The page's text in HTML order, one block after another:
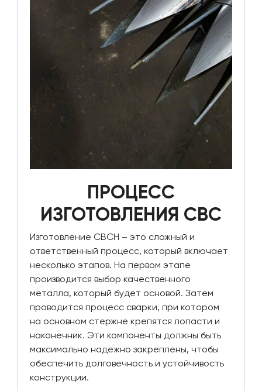
ПРОЦЕСС
ИЗГОТОВЛЕНИЯ СВС
Изготовление СВСН – это сложный и
ответственный процесс, который включает
несколько этапов. На первом этапе
производится выбор качественного
металла, который будет основой. Затем
проводится процесс сварки, при котором
на основном стержне крепятся лопасти и
наконечник. Эти компоненты должны быть
максимально надежно закреплены, чтобы
обеспечить долговечность и устойчивость
конструкции.